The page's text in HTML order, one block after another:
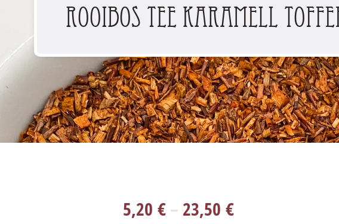
Rooibos Tee Karamell
5,20€– 23,50€